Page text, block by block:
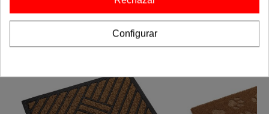
con la colección completa!
Configurar